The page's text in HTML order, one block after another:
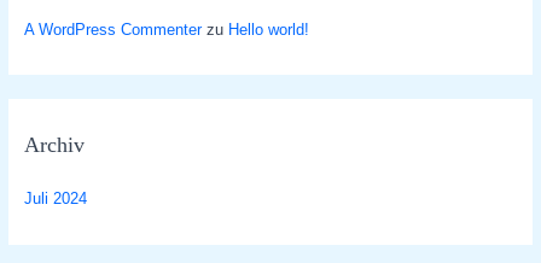
A WordPress Commenterzu Hello world!
Archiv
Juli 2024